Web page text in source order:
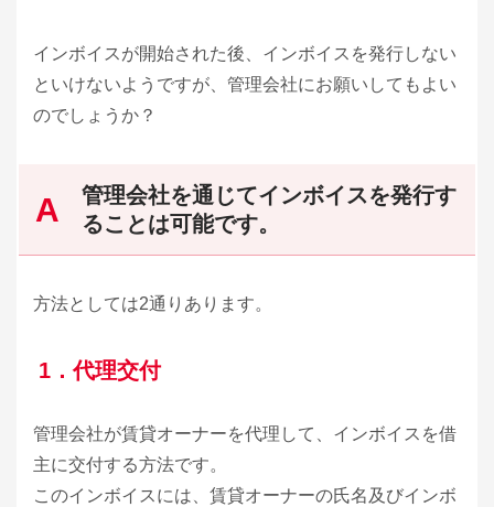
インボイスが開始された後、インボイスを発行しない
といけないようですが、管理会社にお願いしてもよい
のでしょうか？
管理会社を通じてインボイスを発行す
ることは可能です。
方法としては2通りあります。
1．代理交付
管理会社が賃貸オーナーを代理して、インボイスを借
主に交付する方法です。
このインボイスには、賃貸オーナーの氏名及びインボ